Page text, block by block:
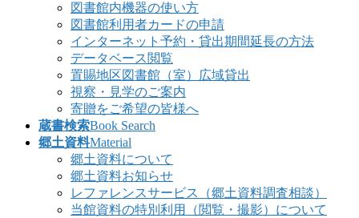
図書館内機器の使い方
図書館利用者カードの申請
インターネット予約・貸出期間延長の方法
データベース閲覧
置賜地区図書館（室）広域貸出
視察・見学のご案内
寄贈をご希望の皆様へ
蔵書検索Book Search
郷土資料Material
郷土資料について
郷土資料お知らせ
レファレンスサービス（郷土資料調査相談）
当館資料の特別利用（閲覧・撮影）について